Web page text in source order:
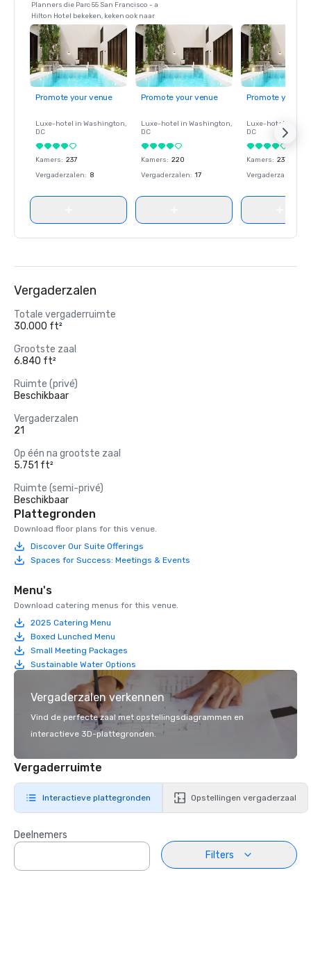
Planners die Parc 55 San Francisco - a
Hilton Hotel bekeken, keken ook naar
Promote your venue
Luxe-hotel in Washington,
DC
Kamers: 237
Vergaderzalen: 8
Promote your venue
Luxe-hotel in Washington,
DC
Kamers: 220
Vergaderzalen: 17
Promote your
Luxe-hotel in
DC
Kamers: 237
Vergaderzalen
Vergaderzalen
Totale vergaderruimte
30.000 ft²
Grootste zaal
6.840 ft²
Ruimte (privé)
Beschikbaar
Vergaderzalen
21
Op één na grootste zaal
5.751 ft²
Ruimte (semi-privé)
Beschikbaar
Plattegronden
Download floor plans for this venue.
Discover Our Suite Offerings
Spaces for Success: Meetings & Events
Menu's
Download catering menus for this venue.
2025 Catering Menu
Boxed Lunched Menu
Small Meeting Packages
Sustainable Water Options
Vergaderzalen verkennen
Vind de perfecte zaal met opstellingsdiagrammen en
interactieve 3D-plattegronden.
Vergaderruimte
Interactieve plattegronden Opstellingen vergaderzaal
Deelnemers
Filters